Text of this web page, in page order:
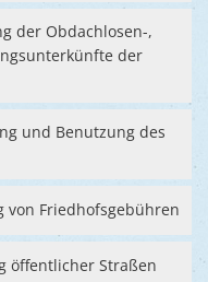
der Obdachlosen-,
der
und Benutzung des
von Friedhofsgebühren
öffentlicher Straßen